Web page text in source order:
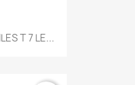
T 7 LE...